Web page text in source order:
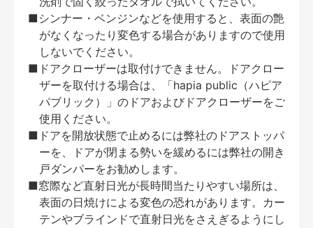
■シンナー・ベンジンなどを使用すると、表面の艶
がなくなったり変色する場合がありますので使用
しないでください。
■ドアクローザーは取付けできません。ドアクロー
ザーを取付ける場合は、「hapia public（ハピア
パブリック）」のドアおよびドアクローザーをご
使用ください。
■ドアを開放状態で止めるには弊社のドアストッパ
ーを、ドアが閉まる勢いを緩めるには弊社の開き
戸ダンパーをお勧めします。
■窓際など直射日光が長時間当たりやすい場所は、
表面の日焼けによる変色の恐れがあります。カー
テンやブラインドで直射日光をさえぎるようにし